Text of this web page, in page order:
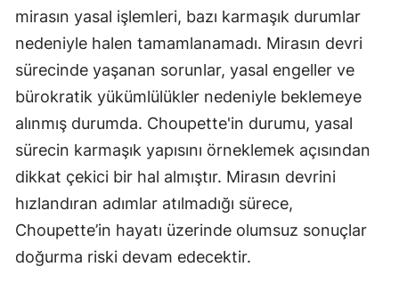
mirasın yasal işlemleri, bazı karmaşık durumlar
nedeniyle halen tamamlanamadı. Mirasın devri
sürecinde yaşanan sorunlar, yasal engeller ve
bürokratik yükümlülükler nedeniyle beklemeye
alınmış durumda. Choupette'in durumu, yasal
sürecin karmaşık yapısını örneklemek açısından
dikkat çekici bir hal almıştır. Mirasın devrini
hızlandıran adımlar atılmadığı sürece,
Choupette’in hayatı üzerinde olumsuz sonuçlar
doğurma riski devam edecektir.